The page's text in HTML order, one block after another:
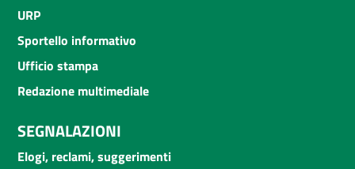
URP
Sportello informativo
Ufficio stampa
Redazione multimediale
SEGNALAZIONI
Elogi, reclami, suggerimenti